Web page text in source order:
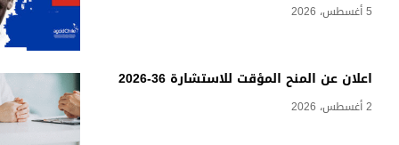
5 أغسطس، 2026
اعلان عن المنح المؤقت للاستشارة 36-2026
2 أغسطس، 2026